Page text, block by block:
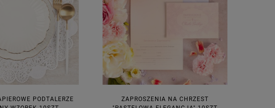
PODTALERZE
ZAPROSZENIA NA CHRZEST